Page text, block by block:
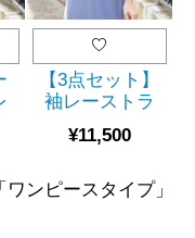
【3点セット】
袖レーストラ
ぺラーズドレ
ス(SET2032)
¥11,500
ンピースタイプ」